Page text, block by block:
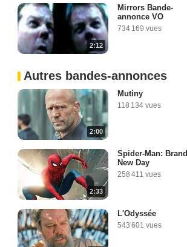
2:12
Mirrors Bande-
annonce VO
734 169 vues
Autres bandes-annonces
2:00
Mutiny
118 134 vues
2:33
Spider-Man: Brand
New Day
258 411 vues
L'Odyssée
543 601 vues